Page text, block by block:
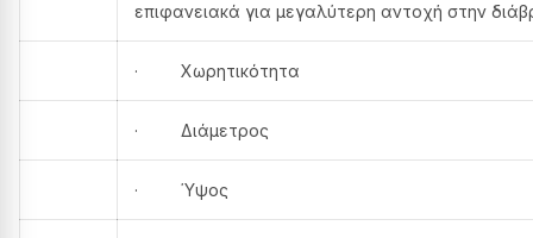
επιφανειακά για μεγαλύτερη αντοχή στην
· Χωρητικότητα
· Διάμετρος
· Ύψος